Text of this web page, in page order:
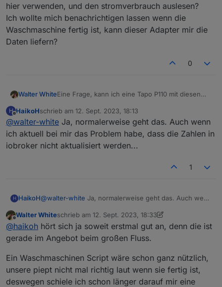
hier verwenden, und den stromverbrauch auslesen?
Ich wollte mich benachrichtigen lassen wenn die
Waschmaschine fertig ist, kann dieser Adapter mir die
Daten liefern?
0
Walter WhiteEine Frage, kann ich eine Tapo P110 mit diesen
stromverbrauch auslesen?
Ich wollte mich benachrichtigen lassen wenn die
Waschmaschine fertig ist, kann dieser Adapter mir
die Daten liefern?
H
Offline
HaikoHschrieb am 12. Sept. 2023, 18:13
zuletzt editiert von
@walter-white Ja, normalerweise geht das. Auch wenn
ich aktuell bei mir das Problem habe, dass die Zahlen in
iobroker nicht aktualisiert werden...
1
H HaikoH@walter-white Ja, normalerweise geht das. Auch wenn
iobroker nicht aktualisiert werden...
Offline
Walter Whiteschrieb am 12. Sept. 2023, 18:33
zuletzt editiert von Walter White9. Dez. 2023, 20:40
@haikoh hört sich ja soweit erstmal gut an, denn die ist
gerade im Angebot beim großen Fluss.
Ein Waschmaschinen Script wäre schon ganz nützlich,
unsere piept nicht mal richtig laut wenn sie fertig ist,
deswegen schiele ich schon länger darauf mir eine